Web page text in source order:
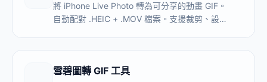
將 iPhone Live Photo 轉為可分享的動畫 GIF。
自動配對 .HEIC + .MOV 檔案。支援裁剪、設定
雪碧圖轉 GIF 工具